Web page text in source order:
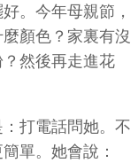
。今年母親節，
顏色？家裏有沒
然後再走進花
打電話問她。不
單。她會說：